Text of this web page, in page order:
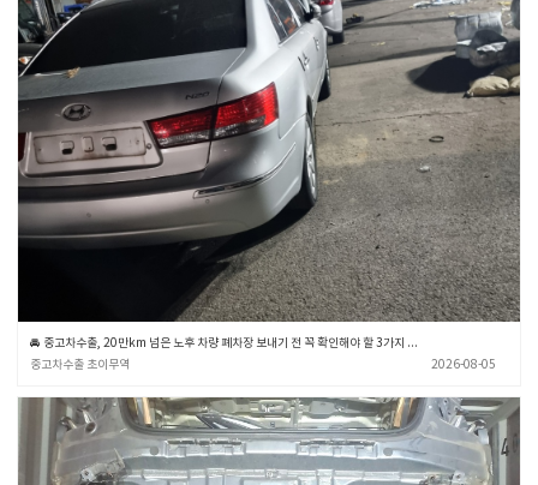
🚘 중고차수출, 20만km 넘은 노후 차량 폐차장 보내기 전 꼭 확인해야 할 3가지 💡 (중고차수출 초이무역)
중고차수출 초이무역
2026-08-05